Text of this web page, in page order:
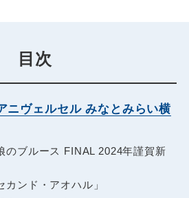
目次
ニヴェルセル みなとみらい横
のブルース FINAL 2024年謹賀新
ンド・アオハル」